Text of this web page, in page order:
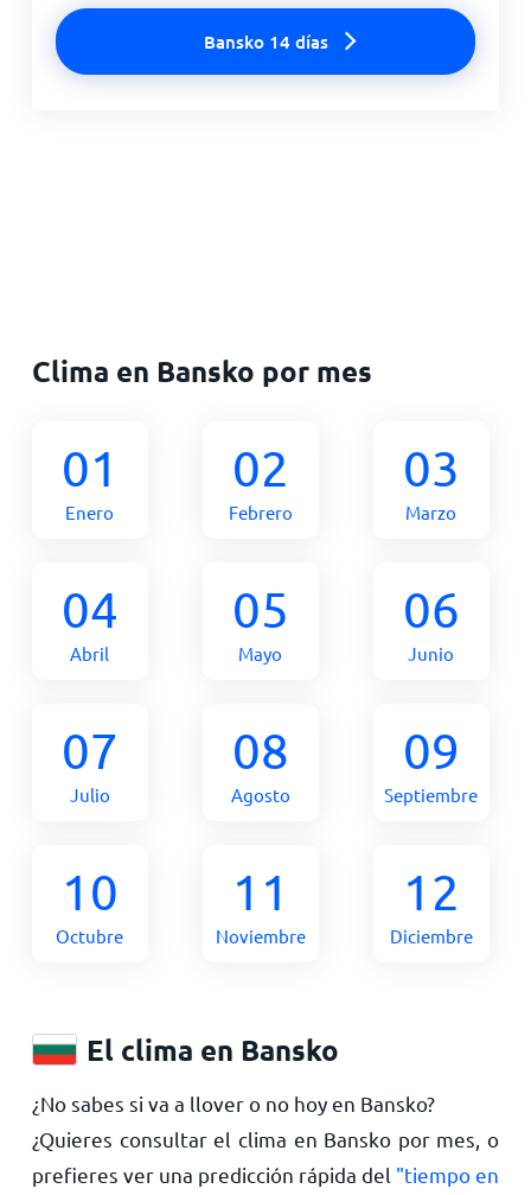
Bansko 14 días
Clima en Bansko por mes
01
Enero
02
Febrero
03
Marzo
04
Abril
05
Mayo
06
Junio
07
Julio
08
Agosto
09
Septiembre
10
Octubre
11
Noviembre
12
Diciembre
El clima en Bansko
¿No sabes si va a llover o no hoy en Bansko?
¿Quieres consultar el clima en Bansko por mes, o
prefieres ver una predicción rápida del "tiempo en